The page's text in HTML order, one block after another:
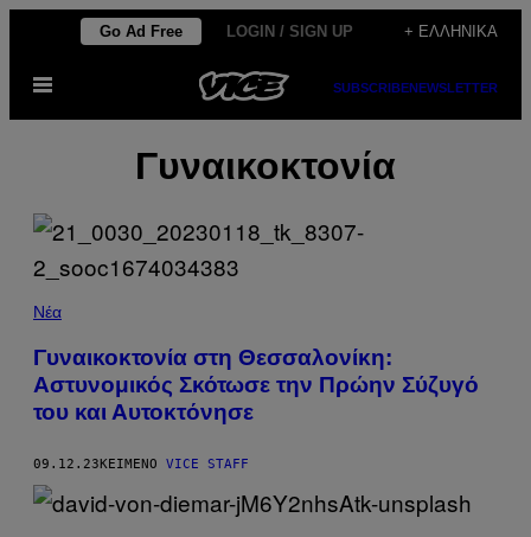
Μετάβαση
περιεχόμενο
Go Ad Free LOGIN / SIGN UP + ΕΛΛΗΝΙΚΆ
Ανοίξτε
μενού
SUBSCRIBENEWSLETTER
Γυναικοκτονία
Νέα
Γυναικοκτονία στη Θεσσαλονίκη:
Αστυνομικός Σκότωσε την Πρώην Σύζυγό
του και Αυτοκτόνησε
09.12.23 ΚΕΊΜΕΝΟ VICE STAFF